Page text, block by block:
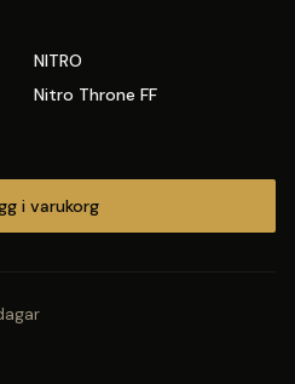
NITRO
Nitro Throne FF
i varukorg